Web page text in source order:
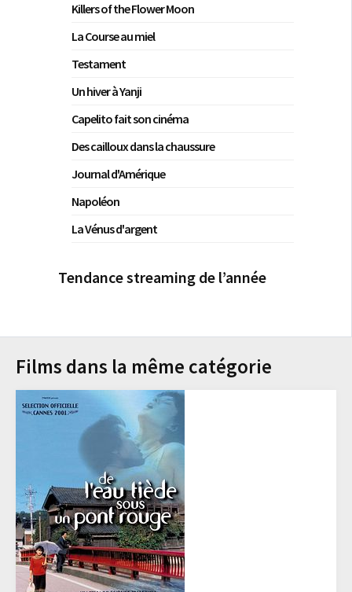
Killers of the Flower Moon
La Course au miel
Testament
Un hiver à Yanji
Capelito fait son cinéma
Des cailloux dans la chaussure
Journal d'Amérique
Napoléon
La Vénus d'argent
Tendance streaming de l’année
Films dans la même catégorie